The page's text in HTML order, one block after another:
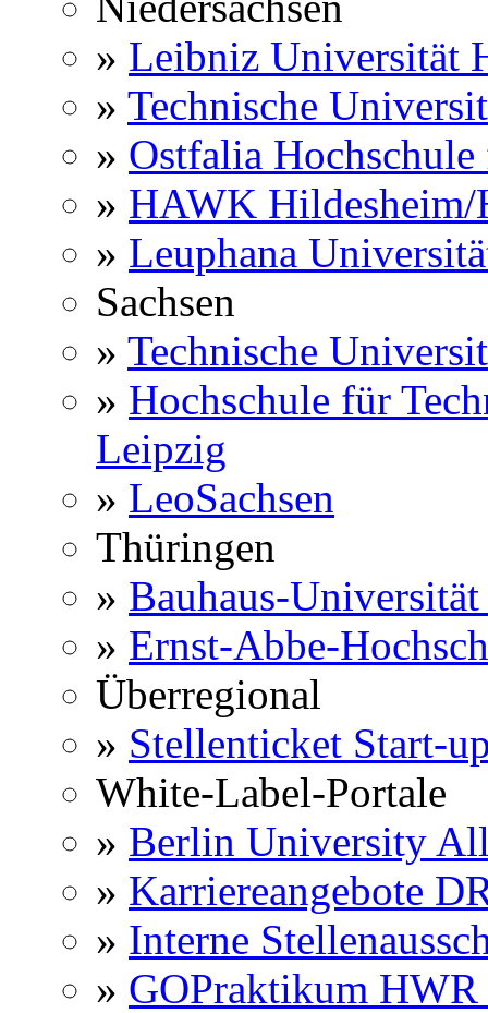
» Leibniz Universität
» Technische
» Ostfalia Hochschule
» HAWK
» Leuphana
Sachsen
» Technische
» Hochschule für
Leipzig
» LeoSachsen
Thüringen
» Bauhaus-
» Ernst-Abbe-
Überregional
» Stellenticket Start-
White-Label-Portale
» Berlin University
» Karriereangebote
» Interne
» GOPraktikum